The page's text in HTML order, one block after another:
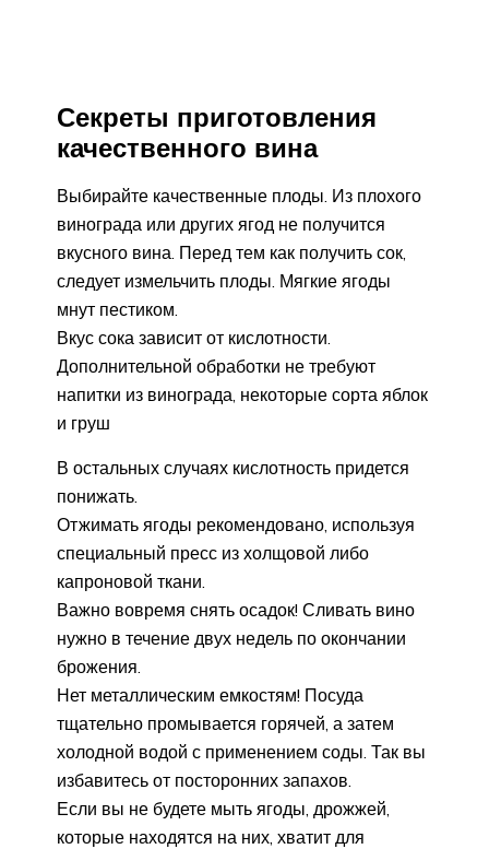
Секреты приготовления
качественного вина
Выбирайте качественные плоды. Из плохого
винограда или других ягод не получится
вкусного вина. Перед тем как получить сок,
следует измельчить плоды. Мягкие ягоды
мнут пестиком.
Вкус сока зависит от кислотности.
Дополнительной обработки не требуют
напитки из винограда, некоторые сорта яблок
и груш
В остальных случаях кислотность придется
понижать.
Отжимать ягоды рекомендовано, используя
специальный пресс из холщовой либо
капроновой ткани.
Важно вовремя снять осадок! Сливать вино
нужно в течение двух недель по окончании
брожения.
Нет металлическим емкостям! Посуда
тщательно промывается горячей, а затем
холодной водой с применением соды. Так вы
избавитесь от посторонних запахов.
Если вы не будете мыть ягоды, дрожжей,
которые находятся на них, хватит для